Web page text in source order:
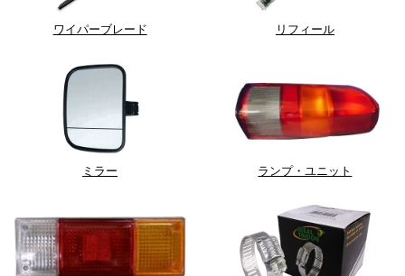
ワイパーブレード リフィール
ミラー ランプ・ユニット